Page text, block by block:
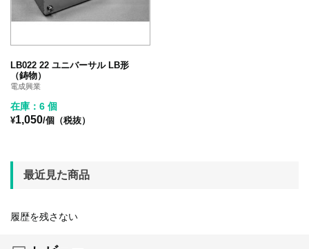
LB022 22 ユニバーサル LB形
（鋳物）
電成興業
在庫：6 個
¥1,050/個（税抜）
最近見た商品
履歴を残さない